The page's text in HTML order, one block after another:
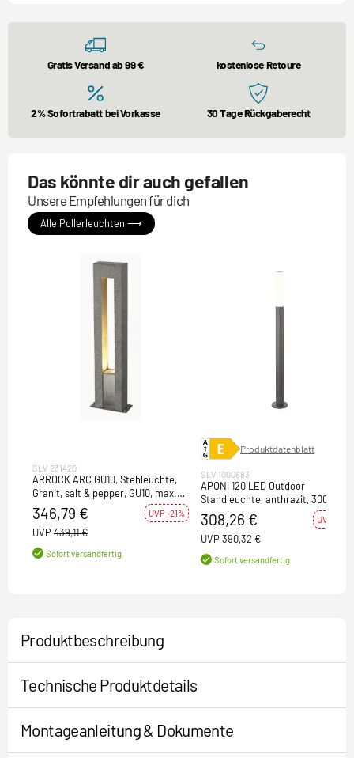
Gratis Versand ab 99 € kostenlose Retoure
2% Sofortrabatt bei Vorkasse 30 Tage Rückgaberecht
Das könnte dir auch gefallen
Unsere Empfehlungen für dich
Alle Pollerleuchten ⟶
SLV 231420
ARROCK ARC GU10, Stehleuchte,
Granit, salt & pepper, GU10, max.
35W
346,79 € UVP -21%
UVP 439,11 €
Sofort versandfertig
Produktdatenblatt
SLV 1000683
APONI 120 LED Outdoor
Standleuchte, anthrazit, 3000K,
IP65
308,26 € UVP -21%
UVP 390,32 €
Sofort versandfertig
Produktbeschreibung
Technische Produktdetails
Montageanleitung & Dokumente